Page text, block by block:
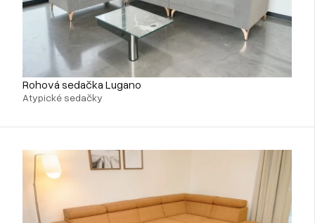
Rohová sedačka Lugano
Atypické sedačky